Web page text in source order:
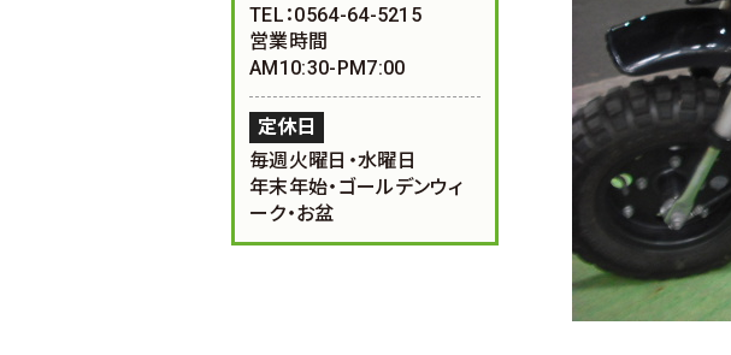
TEL：0564-64-5215
営業時間
AM10:30-PM7:00
定休日
毎週火曜日・水曜日
年末年始・ゴールデンウィ
ーク・お盆